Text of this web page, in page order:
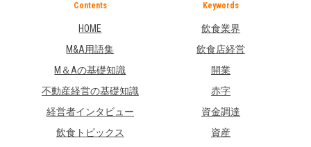
Contents
HOME
M&A用語集
M＆Aの基礎知識
不動産経営の基礎知識
経営者インタビュー
飲食トピックス
Keywords
飲食業界
飲食店経営
開業
赤字
資金調達
資産